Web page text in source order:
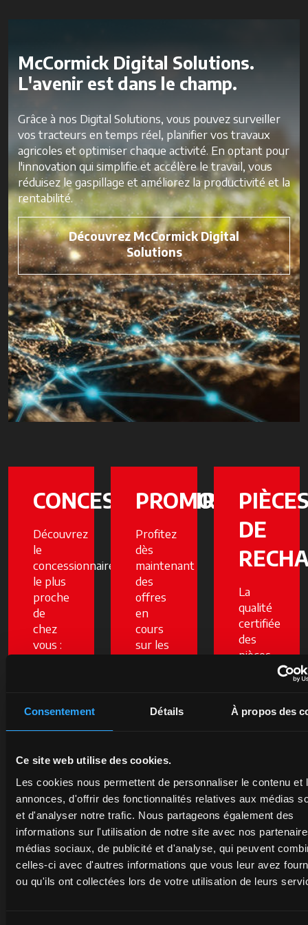
Consentement Détails À propos des
Ce site web utilise des cookies.
Les cookies nous permettent de personnaliser le contenu et
annonces, d'offrir des fonctionnalités relatives aux médias
et d'analyser notre trafic. Nous partageons également des
informations sur l'utilisation de notre site avec nos
médias sociaux, de publicité et d'analyse, qui peuvent
celles-ci avec d'autres informations que vous leur avez
ou qu'ils ont collectées lors de votre utilisation de leurs
McCormick Digital Solutions.
L'avenir est dans le champ.
Grâce à nos Digital Solutions, vous pouvez surveiller
vos tracteurs en temps réel, planifier vos travaux
agricoles et optimiser chaque activité. En optant pour
l'innovation qui simplifie et accélère le travail, vous
réduisez le gaspillage et améliorez la productivité et la
rentabilité.
Découvrez McCormick Digital
Solutions
CONCESSIONNAIRES
Découvrez
le
concessionnaire
le plus
proche
de
chez
vous :
écoute
les
solutions
pour
votre
activité.
En
savoir
PROMOTIONS
Profitez
dès
maintenant
des
offres
en
cours
sur les
McCormick
sont à
de
main.
Mais
seulement
pour
peu de
temps.
DE
La
qualité
certifiée
des
pièces
détachées
protège
votre
tracteur
et
garantit
une
fiabilité
et un